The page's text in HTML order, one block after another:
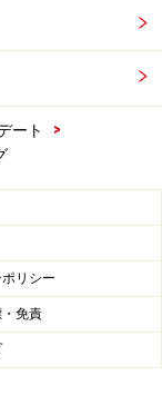
ート
>
リシー
免責